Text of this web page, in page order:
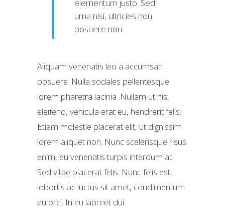
elementum justo. Sed
urna nisi, ultricies non
posuere non.
Aliquam venenatis leo a accumsan
posuere. Nulla sodales pellentesque
lorem pharetra lacinia. Nullam ut nisi
eleifend, vehicula erat eu, hendrerit felis.
Etiam molestie placerat elit, ut dignissim
lorem aliquet non. Nunc scelerisque risus
enim, eu venenatis turpis interdum at.
Sed vitae placerat felis. Nunc felis est,
lobortis ac luctus sit amet, condimentum
eu orci. In eu laoreet dui.